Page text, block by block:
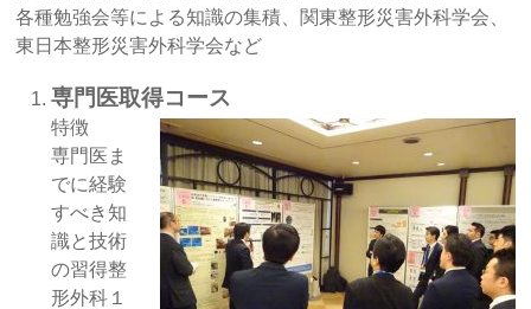
各種勉強会等による知識の集積、関東整形災害外科学会、
東日本整形災害外科学会など
専門医取得コース
特徴
専門医ま
でに経験
すべき知
識と技術
の習得整
形外科１